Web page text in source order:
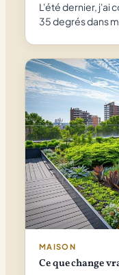
L'été dernier, j'ai
35 degrés dans
MAISON
Ce que change